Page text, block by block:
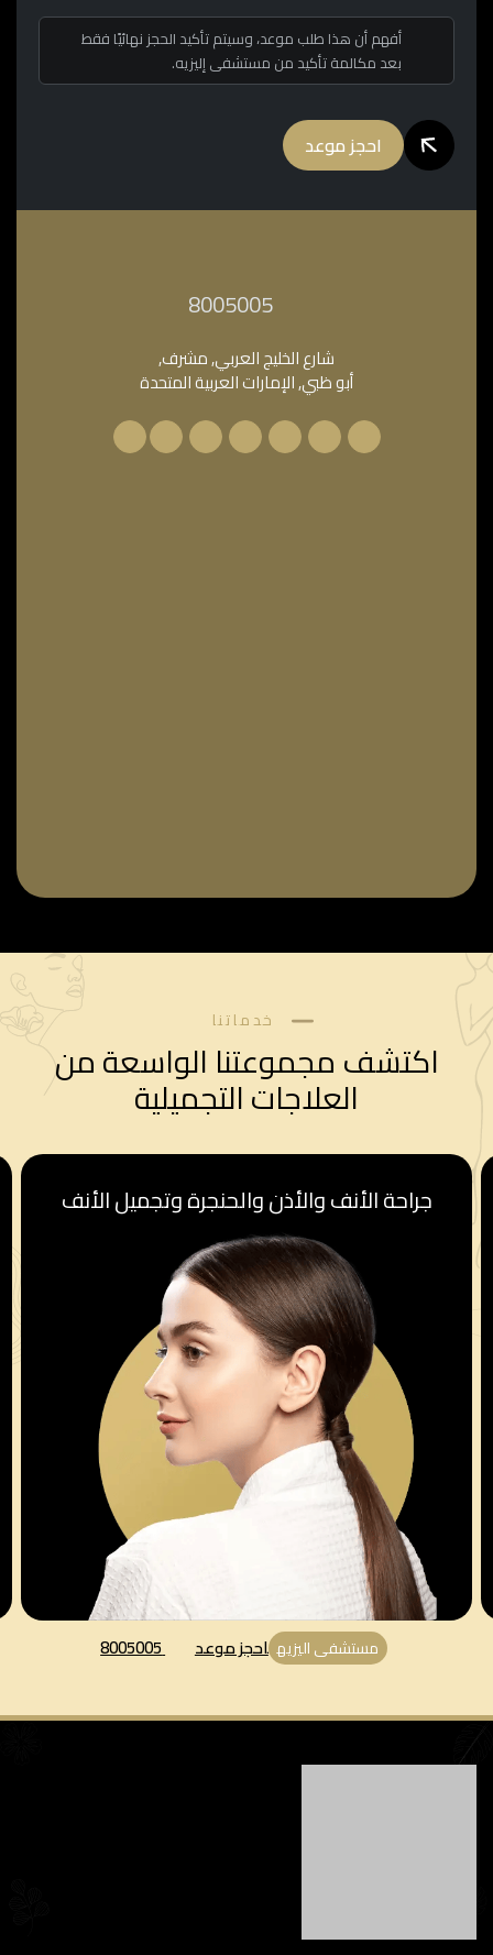
أفهم أن هذا طلب موعد، وسيتم تأكيد الحجز نهائيًا فقط
بعد مكالمة تأكيد من مستشفى إليزيه.
احجز موعد
شارع الخليج العربي, مشرف,
أبو ظبي, الإمارات العربية المتحدة
خدماتنا
اكتشف مجموعتنا الواسعة من
العلاجات التجميلية
قسم أمراض النساء والولادة
مستشفى اليزيه احجز موعد 8005005